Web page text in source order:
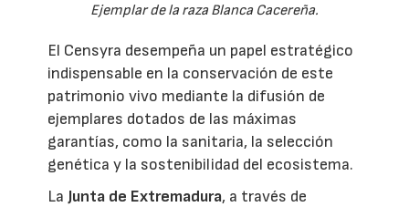
Ejemplar de la raza Blanca Cacereña.
El Censyra desempeña un papel estratégico
indispensable en la conservación de este
patrimonio vivo mediante la difusión de
ejemplares dotados de las máximas
garantías, como la sanitaria, la selección
genética y la sostenibilidad del ecosistema.
La Junta de Extremadura, a través de